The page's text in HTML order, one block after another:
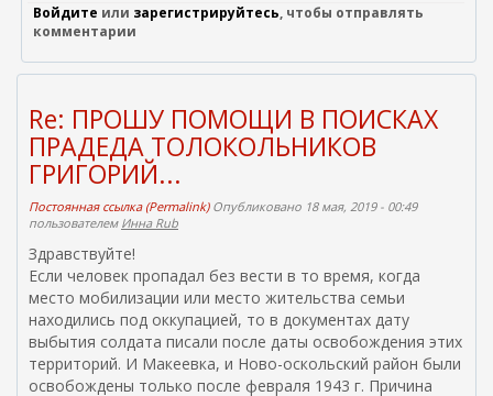
я
с
ы
л
Войдите или зарегистрируйтесь, чтобы отправлять
комментарии
Re: ПРОШУ ПОМОЩИ В ПОИСКАХ
ПРАДЕДА ТОЛОКОЛЬНИКОВ
ГРИГОРИЙ...
Постоянная ссылка (Permalink)Опубликовано 18 мая, 2019 - 00:49
пользователем Инна Rub
Здравствуйте!
Если человек пропадал без вести в то время, когда
место мобилизации или место жительства семьи
находились под оккупацией, то в документах дату
выбытия солдата писали после даты освобождения этих
территорий. И Макеевка, и Ново-оскольский район были
освобождены только после февраля 1943 г. Причина